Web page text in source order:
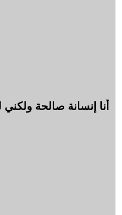
أنا إنسانة صالحة